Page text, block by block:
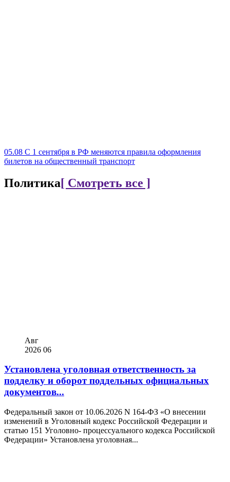
05.08 С 1 сентября в РФ меняются правила оформления
билетов на общественный транспорт
Политика[ Смотреть все ]
Авг
2026 06
Установлена уголовная ответственность за
подделку и оборот поддельных официальных
документов...
Федеральный закон от 10.06.2026 N 164-ФЗ «О внесении
изменений в Уголовный кодекс Российской Федерации и
статью 151 Уголовно- процессуального кодекса Российской
Федерации» Установлена уголовная...